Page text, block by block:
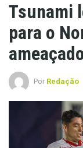
Tsunami
para o
Por Redação